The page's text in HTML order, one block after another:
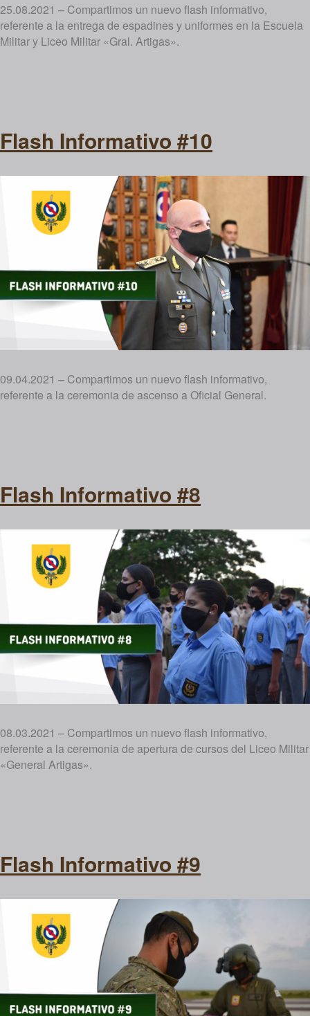
25.08.2021 – Compartimos un nuevo flash informativo,
referente a la entrega de espadines y uniformes en la Escuela
Militar y Liceo Militar «Gral. Artigas».
Flash Informativo #10
09.04.2021 – Compartimos un nuevo flash informativo,
referente a la ceremonia de ascenso a Oficial General.
Flash Informativo #8
08.03.2021 – Compartimos un nuevo flash informativo,
referente a la ceremonia de apertura de cursos del Liceo Militar
«General Artigas».
Flash Informativo #9